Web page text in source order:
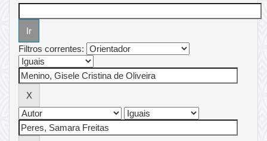
Filtros correntes: